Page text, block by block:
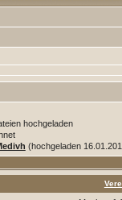
hochgeladen
(hochgeladen